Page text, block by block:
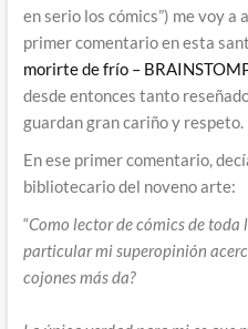
en serio los cómics”) me voy a
primer comentario en esta
morirte de frío –
desde entonces tanto
guardan gran cariño y respeto.
En ese primer comentario,
bibliotecario del noveno arte:
“Como lector de cómics de toda
particular mi superopinión
cojones más da?